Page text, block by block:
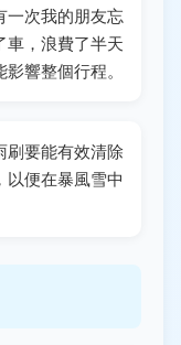
一次我的朋友忘
車，浪費了半天
響整個行程。
刷要能有效清除
便在暴風雪中